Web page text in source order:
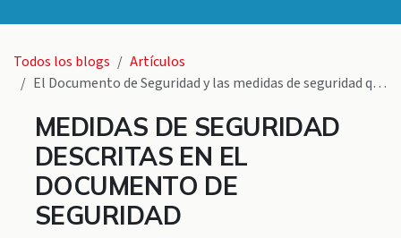
Todos los blogs
Artículos
El Documento de Seguridad y las medidas de seguridad que contiene
MEDIDAS DE SEGURIDAD
DESCRITAS EN EL
DOCUMENTO DE
SEGURIDAD